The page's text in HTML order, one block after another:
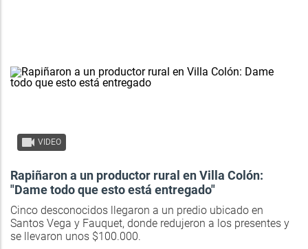
VIDEO
Rapiñaron a un productor rural en Villa Colón:
"Dame todo que esto está entregado"
Cinco desconocidos llegaron a un predio ubicado en
Santos Vega y Fauquet, donde redujeron a los presentes y
se llevaron unos $100.000.